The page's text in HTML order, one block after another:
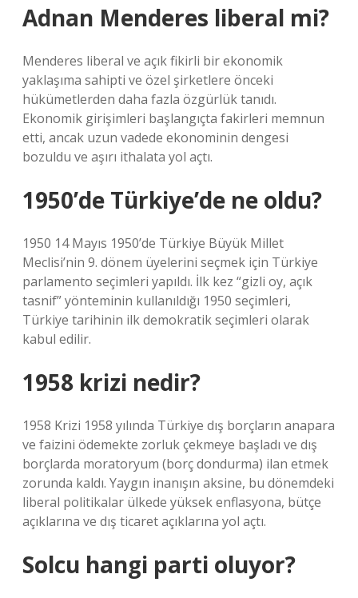
Adnan Menderes liberal mi?
Menderes liberal ve açık fikirli bir ekonomik
yaklaşıma sahipti ve özel şirketlere önceki
hükümetlerden daha fazla özgürlük tanıdı.
Ekonomik girişimleri başlangıçta fakirleri memnun
etti, ancak uzun vadede ekonominin dengesi
bozuldu ve aşırı ithalata yol açtı.
1950’de Türkiye’de ne oldu?
1950 14 Mayıs 1950’de Türkiye Büyük Millet
Meclisi’nin 9. dönem üyelerini seçmek için Türkiye
parlamento seçimleri yapıldı. İlk kez “gizli oy, açık
tasnif” yönteminin kullanıldığı 1950 seçimleri,
Türkiye tarihinin ilk demokratik seçimleri olarak
kabul edilir.
1958 krizi nedir?
1958 Krizi 1958 yılında Türkiye dış borçların anapara
ve faizini ödemekte zorluk çekmeye başladı ve dış
borçlarda moratoryum (borç dondurma) ilan etmek
zorunda kaldı. Yaygın inanışın aksine, bu dönemdeki
liberal politikalar ülkede yüksek enflasyona, bütçe
açıklarına ve dış ticaret açıklarına yol açtı.
Solcu hangi parti oluyor?